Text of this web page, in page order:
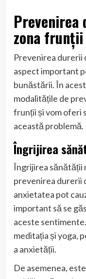
zona frunții
Prevenirea durerii
aspect important
bunăstării. În
modalitățile de
frunții și vom oferi
această problemă.
Îngrijirea
Îngrijirea sănătății
prevenirea durerii
anxietatea pot
important să se
aceste
meditația și yoga,
a anxietății.
De asemenea,